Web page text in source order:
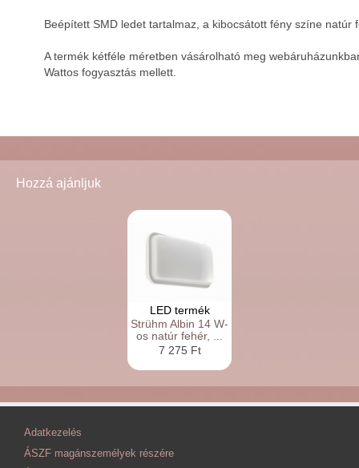
Beépített SMD ledet tartalmaz, a kibocsátott fény színe natúr
A termék kétféle méretben vásárolható meg
Wattos fogyasztás mellett.
Hozzá ajánljuk
LED termék
Strühm Albin 14 W-
os natúr fehér, ...
7 275 Ft
Adatkezelés
ÁSZF magánszemélyek részére